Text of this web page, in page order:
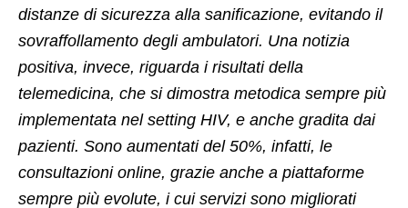
distanze di sicurezza alla sanificazione, evitando il
sovraffollamento degli ambulatori. Una notizia
positiva, invece, riguarda i risultati della
telemedicina, che si dimostra metodica sempre più
implementata nel setting HIV, e anche gradita dai
pazienti. Sono aumentati del 50%, infatti, le
consultazioni online, grazie anche a piattaforme
sempre più evolute, i cui servizi sono migliorati